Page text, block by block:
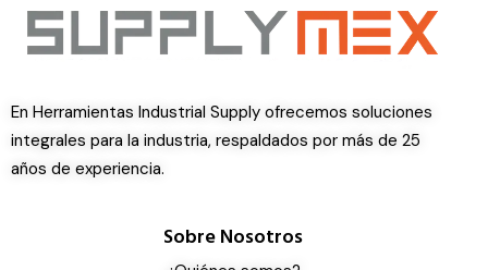
En Herramientas Industrial Supply ofrecemos soluciones
integrales para la industria, respaldados por más de 25
años de experiencia.
Sobre Nosotros